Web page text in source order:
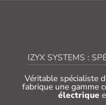
IZYX SYSTEMS :
Véritable spécialiste
fabrique une gamme
électrique